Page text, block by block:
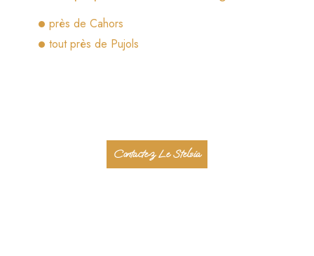
près de Cahors
tout près de Pujols
Contactez Le Stelsia